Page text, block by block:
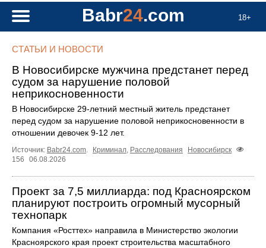
18+
Babr24.com
СТАТЬИ И НОВОСТИ
В Новосибирске мужчина предстанет перед
судом за нарушение половой
неприкосновенности
В Новосибирске 29-летний местный житель предстанет
перед судом за нарушение половой неприкосновенности в
отношении девочек 9-12 лет.
Источник: Babr24.com. Криминал, Расследования
Новосибирск
156
06.08.2026
Проект за 7,5 миллиарда: под Красноярском
планируют построить огромный мусорный
технопарк
Компания «Росттех» направила в Министерство экологии
Красноярского края проект строительства масштабного